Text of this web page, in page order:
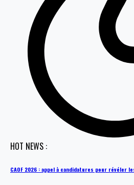
HOT NEWS :
CAOF 2026 : appel à candidatures pour révéler